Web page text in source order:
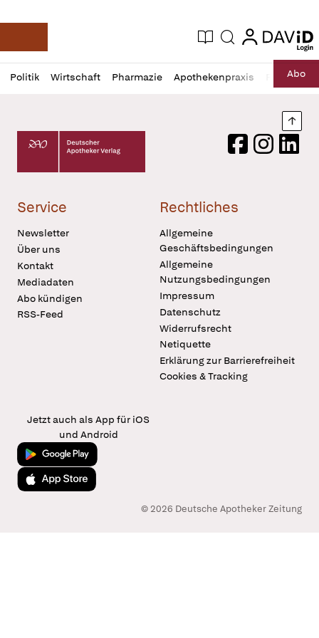
Deutsche Apotheker Zeitung
Aktuelle Ausgabe
Suche login
login
Politik Wirtschaft Pharmazie Apothekenpraxis RechtAbo
Profil
öffnen
Daz
Pur
Deutscher Apotheker Verlag Logo
FacebookInstagram
Service
Newsletter
Über uns
Kontakt
Mediadaten
Abo kündigen
RSS-Feed
Rechtliches
Allgemeine
Geschäftsbedingungen
Allgemeine
Nutzungsbedingungen
Impressum
Datenschutz
Widerrufsrecht
Netiquette
Erklärung zur Barrierefreiheit
Cookies & Tracking
Jetzt auch als App für iOS
und Android
Jetzt bei Google Play
Laden im App Store
© 2026 Deutsche Apotheker Zeitung